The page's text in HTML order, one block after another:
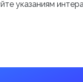
указаниям